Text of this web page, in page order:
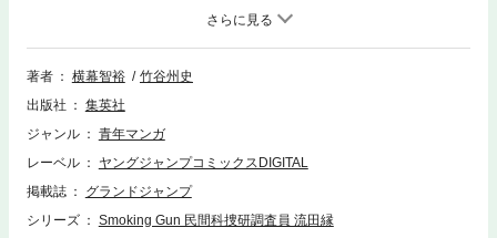
著者 横幕智裕
竹谷州史
出版社
集英社
ジャンル
青年マンガ
レーベル
ヤングジャンプコミックスDIGITAL
掲載誌
グランドジャンプ
シリーズ
Smoking Gun 民間科捜研調査員 流田縁